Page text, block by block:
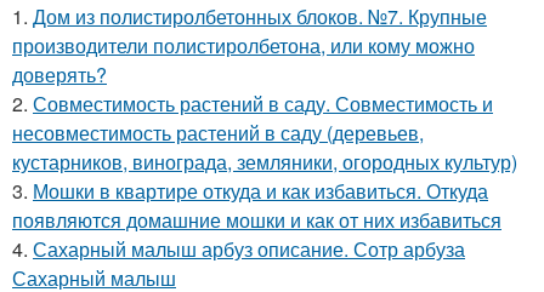
1. Дом из полистиролбетонных блоков. №7. Крупные
производители полистиролбетона, или кому можно
доверять?
2. Совместимость растений в саду. Совместимость и
несовместимость растений в саду (деревьев,
кустарников, винограда, земляники, огородных культур)
3. Мошки в квартире откуда и как избавиться. Откуда
появляются домашние мошки и как от них избавиться
4. Сахарный малыш арбуз описание. Сотр арбуза
Сахарный малыш